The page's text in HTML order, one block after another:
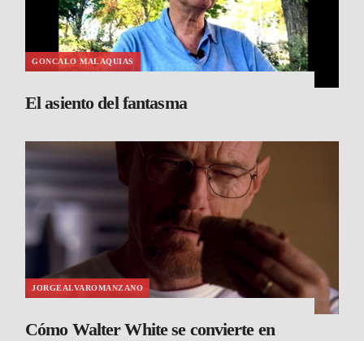
GONCALO MALAQUIAS
El asiento del fantasma
JORGEALVAROMANZANO
Cómo Walter White se convierte en